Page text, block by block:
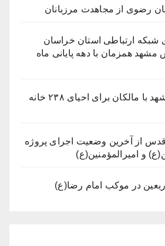
رضوی از مجاهدت مرزبانان
شبکه ارتباطی استان خراسان
همزمان با دهه پایانی ماه
مذاکره شهرداری مشهد با مالکان برای احیای ۲۳۸ خانه
قدس از آخرین وضعیت اجرای پروژه
و امیرالمؤمنین(ع)